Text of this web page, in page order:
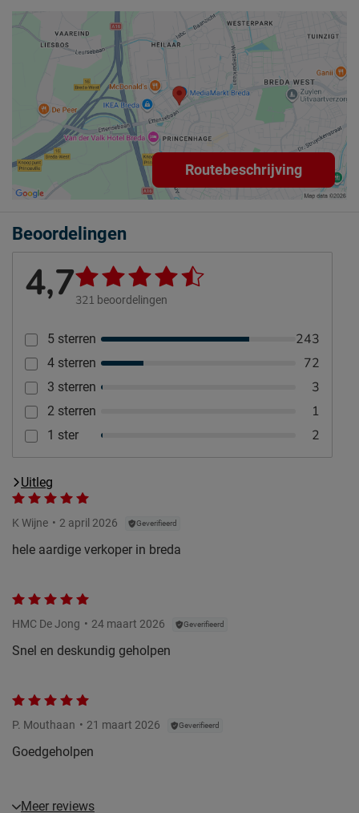
Routebeschrijving
Beoordelingen
4,7321 beoordelingen
5 sterren 243
4 sterren 72
3 sterren 3
2 sterren 1
1 ster 2
Uitleg
K Wijne 2 april 2026 Geverifieerd
hele aardige verkoper in breda
HMC De Jong 24 maart 2026 Geverifieerd
Snel en deskundig geholpen
P. Mouthaan 21 maart 2026 Geverifieerd
Goedgeholpen
Meer reviews